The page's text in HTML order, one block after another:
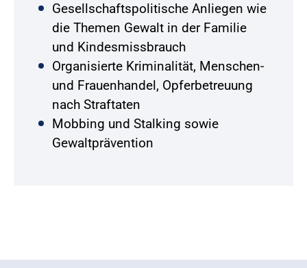
Gesellschaftspolitische Anliegen wie
die Themen Gewalt in der Familie
und Kindesmissbrauch
Organisierte Kriminalität, Menschen-
und Frauenhandel, Opferbetreuung
nach Straftaten
Mobbing und Stalking sowie
Gewaltprävention